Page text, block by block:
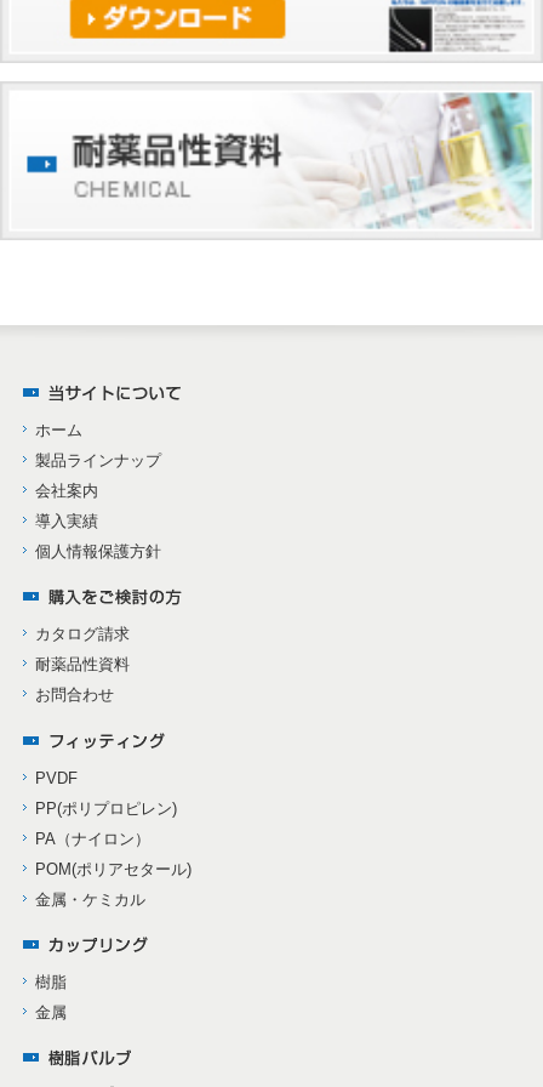
ホーム
製品ラインナップ
会社案内
導入実績
個人情報保護方針
カタログ請求
耐薬品性資料
お問合わせ
PVDF
PP(ポリプロピレン)
PA（ナイロン）
POM(ポリアセタール)
金属・ケミカル
樹脂
金属